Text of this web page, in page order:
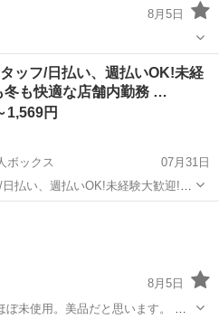
8月5日
他
ッフ/日払い、週払いOK!未経
冬も快適な店舗内勤務 …
1,569円
ボックス
07月31日
払い、週払いOK!未経験大歓迎!夏
実施中 <給与> 時給1200円～1569
寄駅>備前西市駅 エンタメ×接客=
8月5日